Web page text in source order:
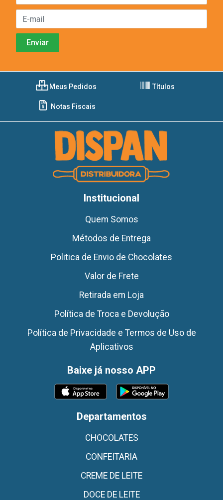
Meus Pedidos Títulos
Notas Fiscais
Institucional
Quem Somos
Métodos de Entrega
Politica de Envio de Chocolates
Valor de Frete
Retirada em Loja
Política de Troca e Devolução
Política de Privacidade e Termos de Uso de
Aplicativos
Baixe já nosso APP
Departamentos
CHOCOLATES
CONFEITARIA
CREME DE LEITE
DOCE DE LEITE